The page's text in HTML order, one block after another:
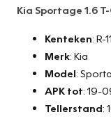
Kia Sportage 1.6
Kenteken: R-
Merk: Kia
Model:
APK tot: 19-
Tellerstand: